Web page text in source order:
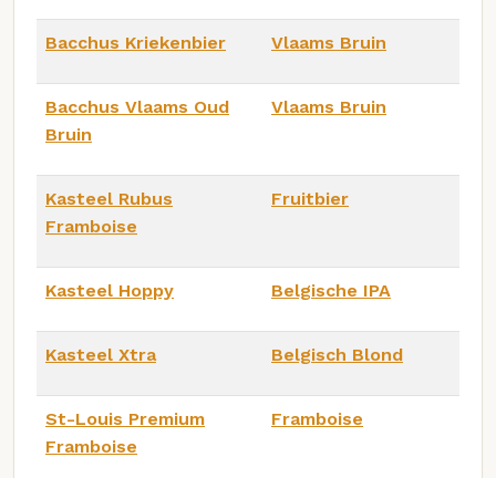
Bacchus Kriekenbier Vlaams Bruin
Bacchus Vlaams Oud
Bruin
Vlaams Bruin
Kasteel Rubus
Framboise
Fruitbier
Kasteel Hoppy Belgische IPA
Kasteel Xtra Belgisch Blond
St-Louis Premium
Framboise
Framboise